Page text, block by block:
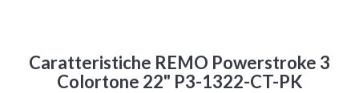
Caratteristiche REMO Powerstroke 3
Colortone 22" P3-1322-CT-PK